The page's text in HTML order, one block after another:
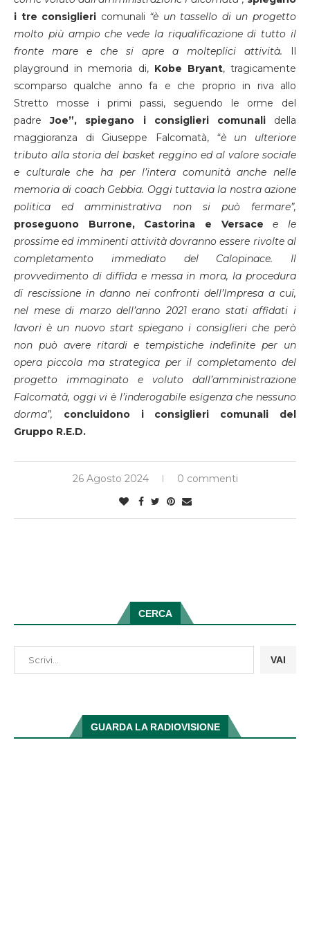
i tre consiglieri comunali “è un tassello di un progetto
molto più ampio che vede la riqualificazione di tutto il
fronte mare e che si apre a molteplici attività.
Il
playground in memoria di, Kobe Bryant, tragicamente
scomparso qualche anno fa e che proprio in riva allo
Stretto mosse i primi passi, seguendo le orme del
padreJoe”, spiegano i consiglieri comunalidella
maggioranza di Giuseppe Falcomatà, “è un ulteriore
tributo alla storia del basket reggino ed al valore sociale
e culturale che ha per l’intera comunità anche nelle
memoria di coach Gebbia. Oggi tuttavia la nostra azione
politica ed amministrativa non si può fermare”,
proseguono Burrone, Castorina e Versace e le
prossime ed imminenti attività dovranno essere rivolte al
completamento immediato del Calopinace. Il
provvedimento di diffida e messa in mora, la procedura
di rescissione in danno nei confronti dell’Impresa a cui,
nel mese di marzo dell’anno 2021 erano stati affidati i
lavori è un nuovo start spiegano i consiglieri che però
non può avere ritardi e tempistiche indefinite per un
opera piccola ma strategica per il completamento del
progetto immaginato e voluto dall’amministrazione
Falcomatà, oggi vi è l’inderogabile esigenza che nessuno
dorma”, concluidono i consiglieri comunali del
Gruppo R.E.D.
26 Agosto 2024 0 commenti
CERCA
VAI
GUARDA LA RADIOVISIONE